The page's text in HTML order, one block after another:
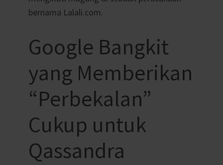
bernama Lalali.com.
Google Bangkit
yang Memberikan
“Perbekalan”
Cukup untuk
Qassandra